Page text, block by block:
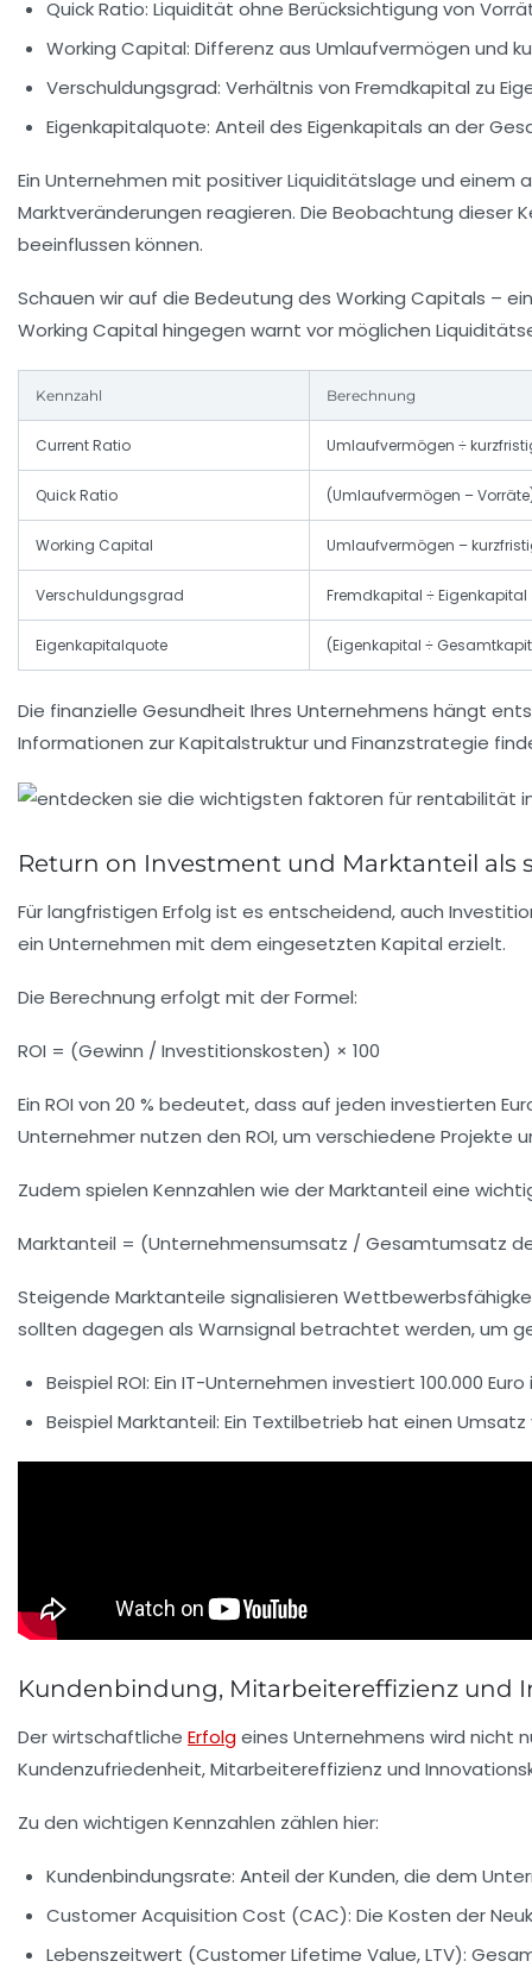
Quick Ratio: Liquidität ohne Berücksichtigung von
Working Capital: Differenz aus Umlaufvermögen und
Verschuldungsgrad: Verhältnis von Fremdkapital zu
Eigenkapitalquote: Anteil des Eigenkapitals an der
Ein Unternehmen mit positiver Liquiditätslage und
Marktveränderungen reagieren. Die Beobachtung dieser
beeinflussen können.
Schauen wir auf die Bedeutung des Working Capitals –
Working Capital hingegen warnt vor möglichen
Kennzahl Berechnung
Current Ratio Umlaufvermögen ÷
Quick Ratio (Umlaufvermögen –
Working Capital Umlaufvermögen –
Verschuldungsgrad Fremdkapital ÷ Eigenkapital
Eigenkapitalquote (Eigenkapital ÷
Die finanzielle Gesundheit Ihres Unternehmens hängt
Informationen zur Kapitalstruktur und Finanzstrategie
Return on Investment und Marktanteil als
Für langfristigen Erfolg ist es entscheidend, auch
ein Unternehmen mit dem eingesetzten Kapital erzielt.
Die Berechnung erfolgt mit der Formel:
ROI = (Gewinn / Investitionskosten) × 100
Ein ROI von 20 % bedeutet, dass auf jeden investierten
Unternehmer nutzen den ROI, um verschiedene
Zudem spielen Kennzahlen wie derMarktanteil eine
Marktanteil = (Unternehmensumsatz / Gesamtumsatz
Steigende Marktanteile signalisieren
sollten dagegen als Warnsignal betrachtet werden, um
Beispiel ROI: Ein IT-Unternehmen investiert 100.000
Beispiel Marktanteil: Ein Textilbetrieb hat einen
Kundenbindung, Mitarbeitereffizienz und
Der wirtschaftliche Erfolgeines Unternehmens wird nicht
Kundenzufriedenheit, Mitarbeitereffizienz und
Zu den wichtigen Kennzahlen zählen hier:
Kundenbindungsrate: Anteil der Kunden, die dem
Customer Acquisition Cost (CAC): Die Kosten der
Lebenszeitwert (Customer Lifetime Value, LTV):